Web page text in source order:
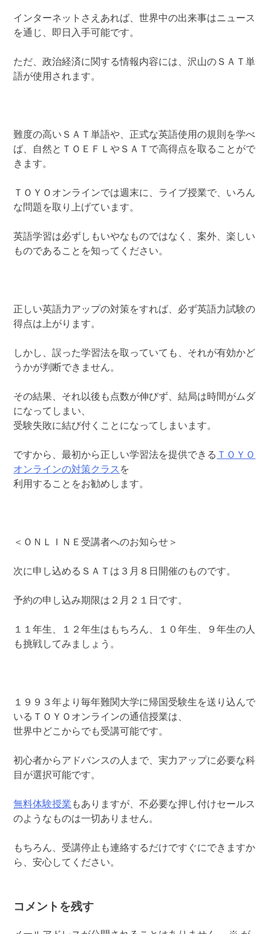
インターネットさえあれば、世界中の出来事はニュース
を通じ、即日入手可能です。
ただ、政治経済に関する情報内容には、沢山のＳＡＴ単
語が使用されます。
難度の高いＳＡＴ単語や、正式な英語使用の規則を学べ
ば、自然とＴＯＥＦＬやＳＡＴで高得点を取ることがで
きます。
ＴＯＹＯオンラインでは週末に、ライブ授業で、いろん
な問題を取り上げています。
英語学習は必ずしもいやなものではなく、案外、楽しい
ものであることを知ってください。
正しい英語力アップの対策をすれば、必ず英語力試験の
得点は上がります。
しかし、誤った学習法を取っていても、それが有効かど
うかが判断できません。
その結果、それ以後も点数が伸びず、結局は時間がムダ
になってしまい、
受験失敗に結び付くことになってしまいます。
ですから、最初から正しい学習法を提供できる ＴＯＹＯ
オンラインの対策クラス を
利用することをお勧めします。
＜ＯＮＬＩＮＥ受講者へのお知らせ＞
次に申し込めるＳＡＴは３月８日開催のものです。
予約の申し込み期限は２月２１日です。
１１年生、１２年生はもちろん、１０年生、９年生の人
も挑戦してみましょう。
１９９３年より毎年難関大学に帰国受験生を送り込んで
いるＴＯＹＯオンラインの通信授業は、
世界中どこからでも受講可能です。
初心者からアドバンスの人まで、実力アップに必要な科
目が選択可能です。
無料体験授業 もありますが、不必要な押し付けセールス
のようなものは一切ありません。
もちろん、受講停止も連絡するだけですぐにできますか
ら、安心してください。
コメントを残す